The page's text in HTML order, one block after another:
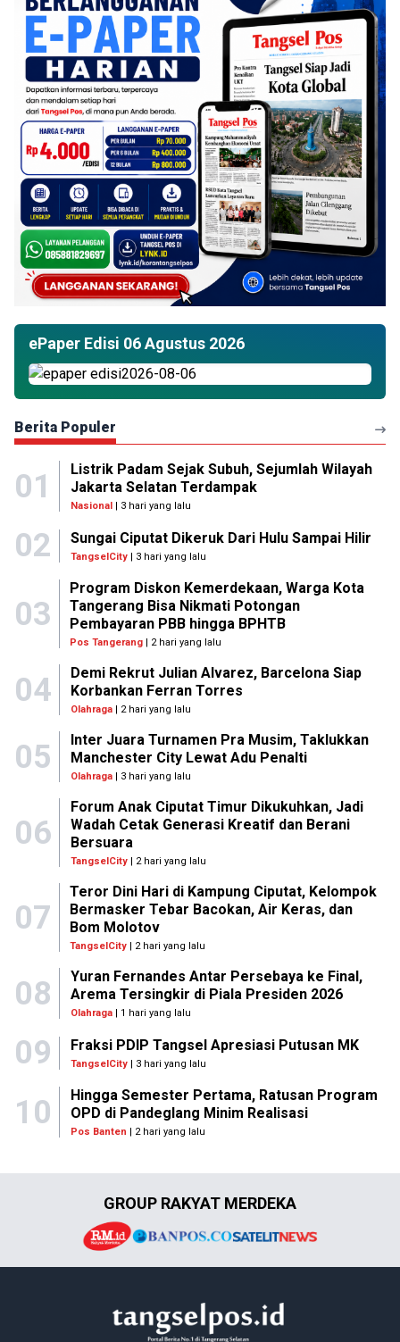
ePaper Edisi 06 Agustus 2026
Berita Populer
01
Listrik Padam Sejak Subuh, Sejumlah Wilayah
Jakarta Selatan Terdampak
Nasional| 3 hari yang lalu
02 Sungai Ciputat Dikeruk Dari Hulu Sampai Hilir
TangselCity | 3 hari yang lalu
03
Program Diskon Kemerdekaan, Warga Kota
Tangerang Bisa Nikmati Potongan
Pembayaran PBB hingga BPHTB
Pos Tangerang | 2 hari yang lalu
04
Demi Rekrut Julian Alvarez, Barcelona Siap
Korbankan Ferran Torres
Olahraga| 2 hari yang lalu
05
Inter Juara Turnamen Pra Musim, Taklukkan
Manchester City Lewat Adu Penalti
Olahraga| 3 hari yang lalu
06
Forum Anak Ciputat Timur Dikukuhkan, Jadi
Wadah Cetak Generasi Kreatif dan Berani
Bersuara
TangselCity| 2 hari yang lalu
07
Teror Dini Hari di Kampung Ciputat, Kelompok
Bermasker Tebar Bacokan, Air Keras, dan
Bom Molotov
TangselCity | 2 hari yang lalu
08
Yuran Fernandes Antar Persebaya ke Final,
Arema Tersingkir di Piala Presiden 2026
Olahraga| 1 hari yang lalu
09 Fraksi PDIP Tangsel Apresiasi Putusan MK
TangselCity | 3 hari yang lalu
10
Hingga Semester Pertama, Ratusan Program
OPD di Pandeglang Minim Realisasi
Pos Banten | 2 hari yang lalu
GROUP RAKYAT MERDEKA